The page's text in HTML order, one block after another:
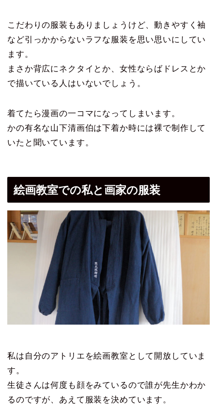
こだわりの服装もありましょうけど、動きやすく袖
など引っかからないラフな服装を思い思いにしてい
ます。
まさか背広にネクタイとか、女性ならばドレスとか
で描いている人はいないでしょう。
着てたら漫画の一コマになってしまいます。
かの有名な山下清画伯は下着か時には裸で制作して
いたと聞いています。
絵画教室での私と画家の服装
私は自分のアトリエを絵画教室として開放していま
す。
生徒さんは何度も顔をみているので誰が先生かわか
るのですが、あえて服装を決めています。